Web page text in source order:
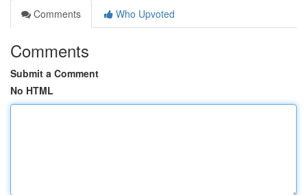
Comments
Who Upvoted
Comments
Submit a Comment
No HTML